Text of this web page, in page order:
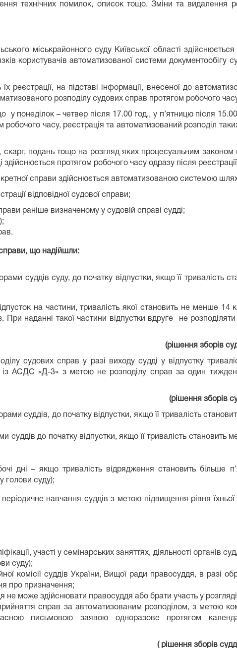
технічних помилок, описок тощо. Зміни та видалення
міськрайонного суду Київської області
користувачів автоматизованої системи документообігу
реєстрації, на підставі інформації, внесеної до
розподілу судових справ протягом робочого
у понеділок – четвер після 17.00 год., у п’ятницю після
часу, реєстрація та автоматизований розподіл
подань тощо на розгляд яких процесуальним законом
протягом робочого часу одразу після
справи здійснюється автоматизованою системою
відповідної судової справи;
раніше визначеному у судовій справі судді;
що надійшли:
суддів суду, до початку відпустки, якщо її тривалість
на частини, тривалість якої становить не менше 14
наданні такої частини відпустки вдруге не
№37 від
судових справ у разі виходу судді у відпустку
із АСДС «Д-3» з метою не розподілу справ за один
(рішення зборів
суддів, до початку відпустки, якщо її тривалість
суддів до початку відпустки, якщо її тривалість становить
дні – якщо тривалість відрядження становить більше
голови суду);
навчання суддів з метою підвищення рівня їхньої
участі у семінарських заняттях, діяльності органів
суду);
комісії суддів України, Вищої ради правосуддя, в разі
про призначення;
не може здійснювати правосуддя або брати участь у
справ за автоматизованим розподілом, з метою
письмовою заявою одноразове протягом
( рішення зборів